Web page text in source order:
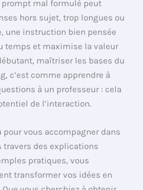
prompt mal formulé peut
hors sujet, trop longues ou
une instruction bien pensée
temps et maximise la valeur
maîtriser les bases du
c’est comme apprendre à
à un professeur : cela
de l’interaction.
pour vous accompagner dans
travers des explications
pratiques, vous
transformer vos idées en